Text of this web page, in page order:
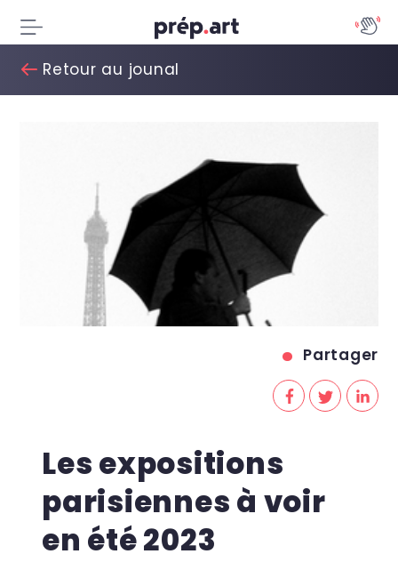
Retour au jounal
Partager
Les expositions
parisiennes à voir
en été 2023